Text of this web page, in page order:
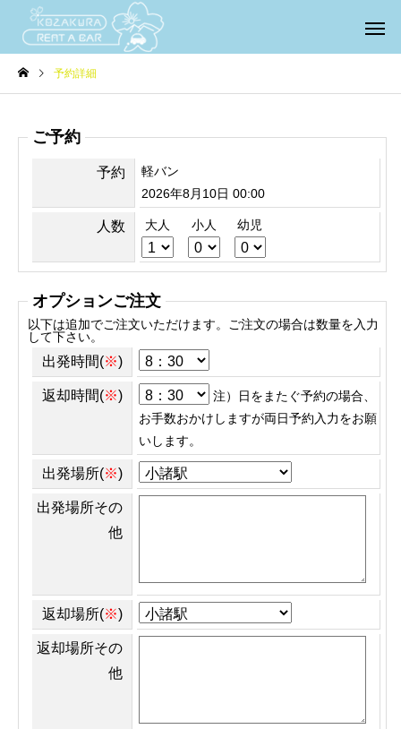
予約詳細
ご予約
予約
軽バン
2026年8月10日 00:00
人数 大人 小人 幼児
オプションご注文
以下は追加でご注文いただけます。ご注文の場合は数量を入力
して下さい。
出発時間(※)
返却時間(※)
注）日をまたぐ予約の場合、
お手数おかけしますが両日予約入力をお願
いします。
出発場所(※)
出発場所その
他
返却場所(※)
返却場所その
他